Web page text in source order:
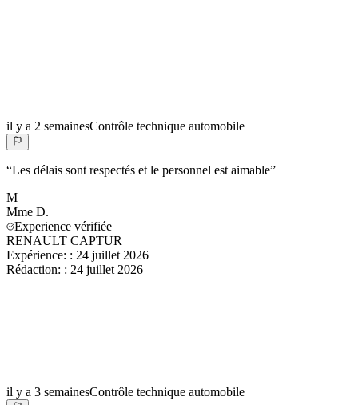
il y a 2 semainesContrôle technique automobile
“Les délais sont respectés et le personnel est aimable”
M
Mme D.
Experience vérifiée
RENAULT CAPTUR
Expérience: : 24 juillet 2026
Rédaction: : 24 juillet 2026
il y a 3 semainesContrôle technique automobile